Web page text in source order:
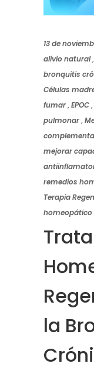
13 de
alivio natural,
bronquitis
Células
fumar,EPOC,
pulmonar,
mejorar
remedios
Terapia
homeopático
la